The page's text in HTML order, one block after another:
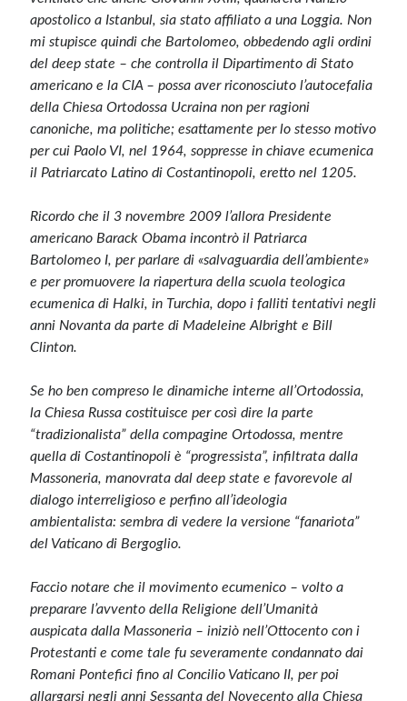
apostolico a Istanbul, sia stato affiliato a una Loggia. Non
mi stupisce quindi che Bartolomeo, obbedendo agli ordini
del deep state – che controlla il Dipartimento di Stato
americano e la CIA – possa aver riconosciuto l’autocefalia
della Chiesa Ortodossa Ucraina non per ragioni
canoniche, ma politiche; esattamente per lo stesso motivo
per cui Paolo VI, nel 1964, soppresse in chiave ecumenica
il Patriarcato Latino di Costantinopoli, eretto nel 1205.
Ricordo che il 3 novembre 2009 l’allora Presidente
americano Barack Obama incontrò il Patriarca
Bartolomeo I, per parlare di «salvaguardia dell’ambiente»
e per promuovere la riapertura della scuola teologica
ecumenica di Halki, in Turchia, dopo i falliti tentativi negli
anni Novanta da parte di Madeleine Albright e Bill
Clinton.
Se ho ben compreso le dinamiche interne all’Ortodossia,
la Chiesa Russa costituisce per così dire la parte
“tradizionalista” della compagine Ortodossa, mentre
quella di Costantinopoli è “progressista”, infiltrata dalla
Massoneria, manovrata dal deep state e favorevole al
dialogo interreligioso e perfino all’ideologia
ambientalista: sembra di vedere la versione “fanariota”
del Vaticano di Bergoglio.
Faccio notare che il movimento ecumenico – volto a
preparare l’avvento della Religione dell’Umanità
auspicata dalla Massoneria – iniziò nell’Ottocento con i
Protestanti e come tale fu severamente condannato dai
Romani Pontefici fino al Concilio Vaticano II, per poi
allargarsi negli anni Sessanta del Novecento alla Chiesa